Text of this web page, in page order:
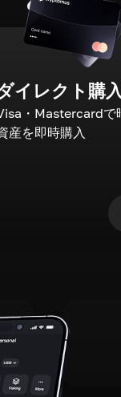
イレクト購
・Mastercardで
産を即時購入